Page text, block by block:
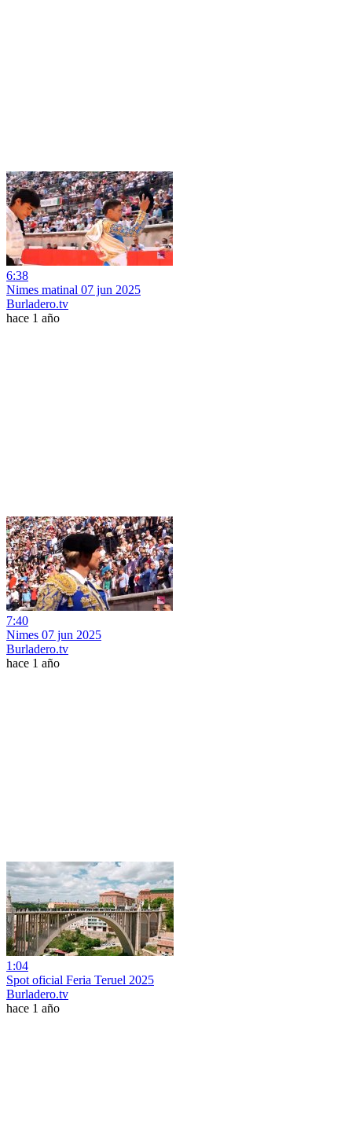
6:38
Nimes matinal 07 jun 2025
Burladero.tv
hace 1 año
7:40
Nimes 07 jun 2025
Burladero.tv
hace 1 año
1:04
Spot oficial Feria Teruel 2025
Burladero.tv
hace 1 año